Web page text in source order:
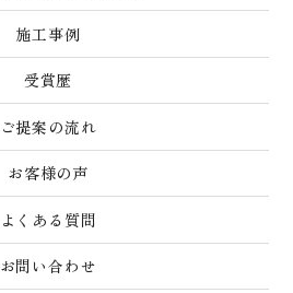
施工事例
受賞歴
ご提案の流れ
お客様の声
よくある質問
お問い合わせ